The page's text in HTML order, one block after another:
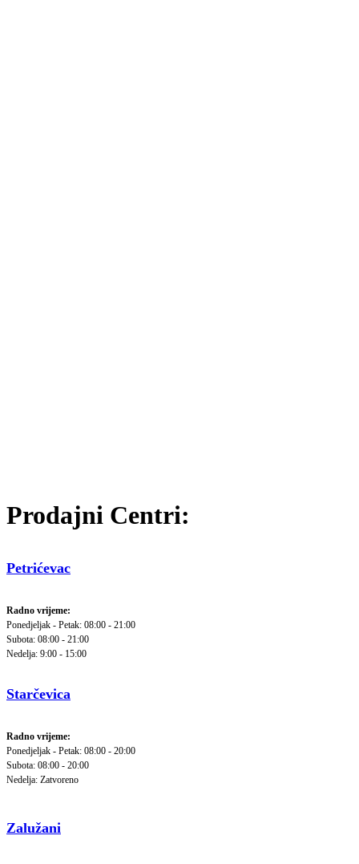
Prodajni Centri:
Petrićevac
Radno vrijeme:
Ponedjeljak - Petak: 08:00 - 21:00
Subota: 08:00 - 21:00
Nedelja: 9:00 - 15:00
Starčevica
Radno vrijeme:
Ponedjeljak - Petak: 08:00 - 20:00
Subota: 08:00 - 20:00
Nedelja: Zatvoreno
Zalužani